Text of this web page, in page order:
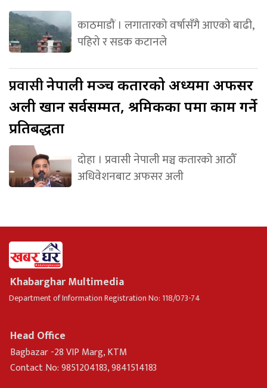
काठमाडौं । लगातारको वर्षासँगै आएको बाढी,
पहिरो र सडक कटानले
प्रवासीनेपाली मञ्च कतारको अध्यक्षमा अफसर
अली खान सर्वसम्मत, श्रमिकका पक्षमा काम गर्ने
प्रतिबद्धता
दोहा । प्रवासी नेपाली मञ्च कतारको आठौँ
अधिवेशनबाट अफसर अली
Khabarghar Multimedia
Department of Information Registration No: 118/073-74
Head Office
Bagbazar -28 VIP Marg, KTM
Contact No: 9851204183, 9841514183